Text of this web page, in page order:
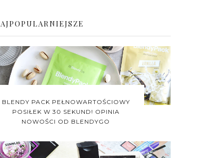
BLENDY PACK PEŁNOWARTOŚCIOWY
POSIŁEK W 30 SEKUND! OPINIA
NOWOŚCI OD BLENDYGO